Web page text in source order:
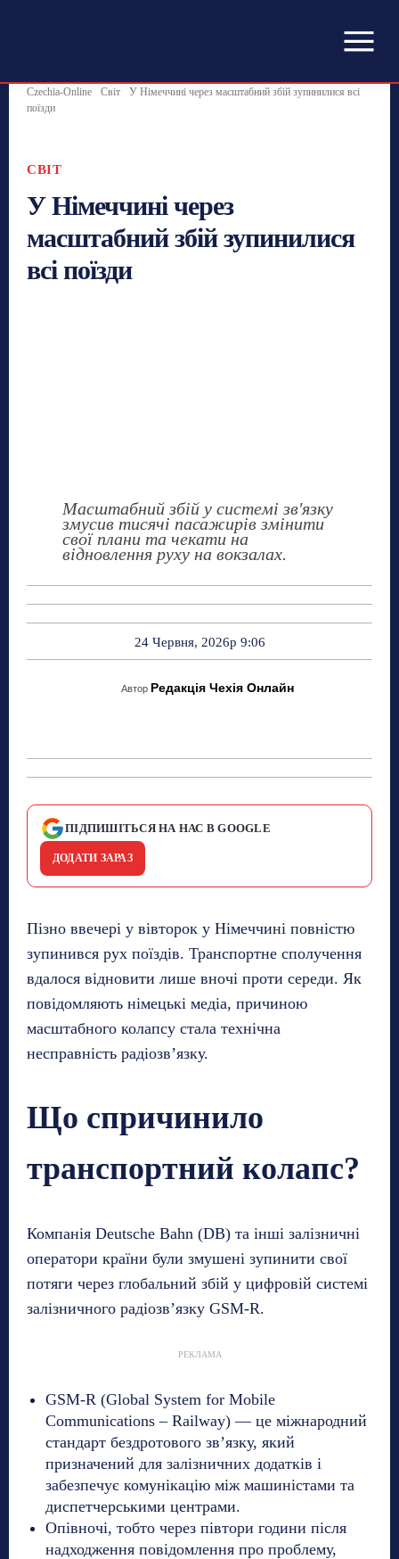
Czechia-Online Світ
У Німеччині через масштабний збій зупинилися всі
поїзди
СВІТ
У Німеччині через
масштабний збій зупинилися
всі поїзди
Масштабний збій у системі зв'язку
змусив тисячі пасажирів змінити
свої плани та чекати на
відновлення руху на вокзалах.
24 Червня, 2026р 9:06
Автор Редакція Чехія Онлайн
ПІДПИШІТЬСЯ НА НАС В GOOGLE
ДОДАТИ ЗАРАЗ
Пізно ввечері у вівторок у Німеччині повністю
зупинився рух поїздів. Транспортне сполучення
вдалося відновити лише вночі проти середи. Як
повідомляють німецькі медіа, причиною
масштабного колапсу стала технічна
несправність радіозв’язку.
Що спричинило
транспортний колапс?
Компанія Deutsche Bahn (DB) та інші залізничні
оператори країни були змушені зупинити свої
потяги через глобальний збій у цифровій системі
залізничного радіозв’язку GSM-R.
РЕКЛАМА
GSM-R (Global System for Mobile
Communications – Railway) — це міжнародний
стандарт бездротового зв’язку, який
призначений для залізничних додатків і
забезпечує комунікацію між машиністами та
диспетчерськими центрами.
Опівночі, тобто через півтори години після
надходження повідомлення про проблему,